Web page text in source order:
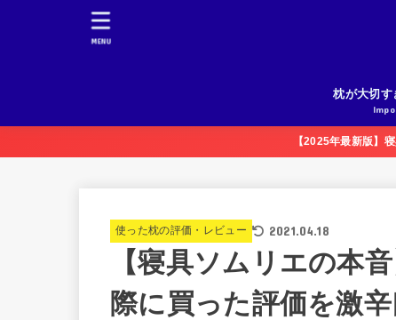
枕が大切す
MENU
【2025年最新版】
使った枕の評価・レビュー 2021.04.18
【寝具ソムリエの本
際に買った評価を激